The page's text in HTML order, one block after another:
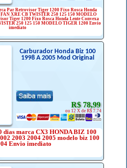
Par Retrovisor Tiger 1200 Fixo Rosca Honda
XRE CB TWISTER 250 125 150 MODELO
Tiger 1200 Fixo Rosca Honda Lente Convexa
250 125 150 MODELO TIGER 1200 Envio
imediato
Carburador Honda Biz 100
1998 A 2005 Mod Original
R$ 78,99
ou 12 X de R$ 7.74
dias marca CX3 HONDA BIZ 100
2003 2004 2005 modelo biz 100
Envio imediato